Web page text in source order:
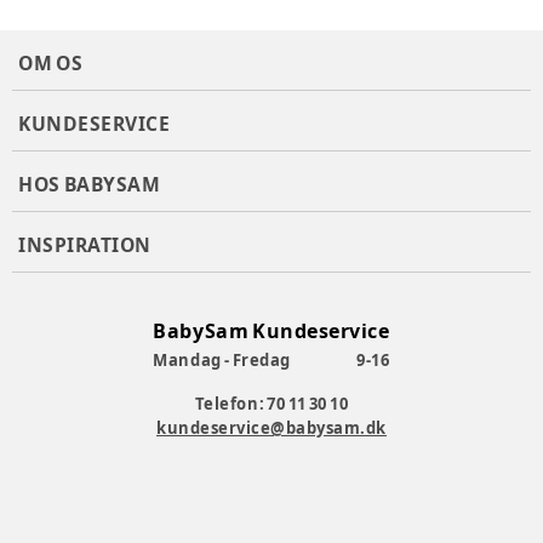
OM OS
KUNDESERVICE
HOS BABYSAM
INSPIRATION
BabySam Kundeservice
Mandag - Fredag
9-16
Telefon: 70 11 30 10
kundeservice@babysam.dk